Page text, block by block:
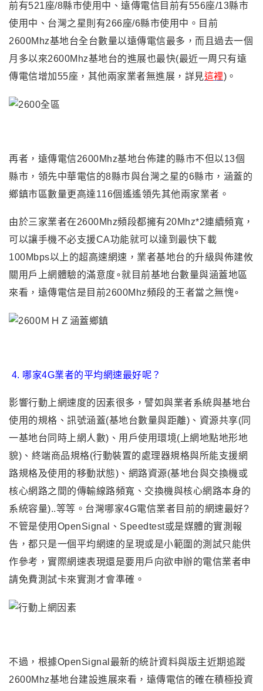
前有521座/8縣市使用中、遠傳電信目前有556座/13縣市
使用中、台灣之星則有266座/6縣市使用中。目前
2600Mhz基地台全台數量以遠傳電信最多，而且過去一個
月多以來2600Mhz基地台的進展也最快(最近一周只有遠
傳電信增加55座，其他兩家業者無進展 ，詳見這裡)。
再者，遠傳電信2600Mhz基地台佈建的縣市不但以13個
縣市，領先中華電信的8縣市與台灣之星的6縣市，涵蓋的
鄉鎮市區數量更高達116個遙遙領先其他兩家業者。
由於三家業者在2600Mhz頻段都擁有20Mhz*2連續頻寬，
可以讓手機不必支援CA功能就可以達到最快下載
100Mbps以上的超高速網速，業者基地台的升級與佈建攸
關用戶上網體驗的滿意度∘就目前基地台數量與涵蓋地區
來看，遠傳電信是目前2600Mhz頻段的王者當之無愧∘
4. 哪家4G業者的平均網速最好呢？
影響行動上網速度的因素很多 ， 譬如與業者系統與基地台
使用的規格、訊號涵蓋(基地台數量與距離)、資源共享(同
一基地台同時上網人數)、用戶使用環境(上網地點地形地
貌)、終端商品規格(行動裝置的處理器規格與所能支援網
路規格及使用的移動狀態)、網路資源(基地台與交換機或
核心網路之間的傳輸線路頻寬、交換機與核心網路本身的
系統容量)..等等。台灣哪家4G電信業者目前的網速最好?
不管是使用OpenSignal、Speedtest或是媒體的實測報
告 ， 都只是一個平均網速的呈現或是小範圍的測試只能供
作參考 ， 實際網速表現還是要用戶向欲申辦的電信業者申
請免費測試卡來實測才會準確。
不過，根據OpenSignal最新的統計資料與版主近期追蹤
2600Mhz基地台建設進展來看，遠傳電信的確在積極投資